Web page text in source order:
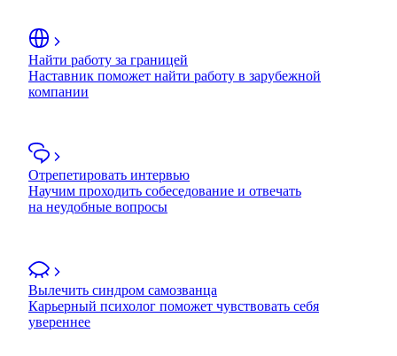
Найти работу за границей
Наставник поможет найти работу в зарубежной
компании
Отрепетировать интервью
Научим проходить собеседование и отвечать
на неудобные вопросы
Вылечить синдром самозванца
Карьерный психолог поможет чувствовать себя
увереннее